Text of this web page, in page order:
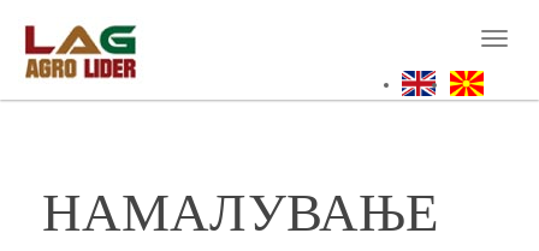
main
content
НАМАЛУВАЊЕ